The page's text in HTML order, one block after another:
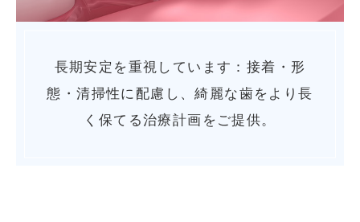
長期安定を重視しています：接着・形
態・清掃性に配慮し、綺麗な歯をより長
く保てる治療計画をご提供。